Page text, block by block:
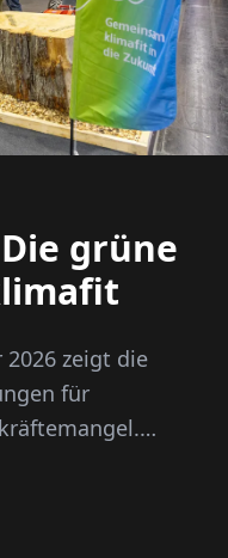
grüne
2026 zeigt die
für